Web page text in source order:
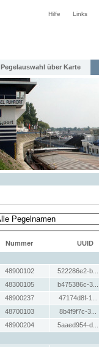
Hilfe Links
Pegelauswahl über Karte
Nummer UUID
48900102 522286e2-b...
48300105 b475386c-3...
48900237 47174d8f-1...
48700103 8b4f9f7c-3...
48900204 5aaed954-d...